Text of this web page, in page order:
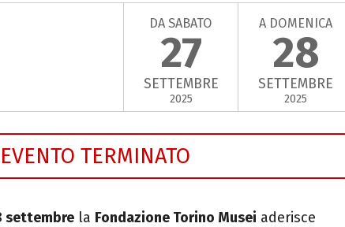
DA SABATO
27
SETTEMBRE
2025
A DOMENICA
28
SETTEMBRE
2025
EVENTO TERMINATO
settembre la Fondazione Torino Musei aderisce